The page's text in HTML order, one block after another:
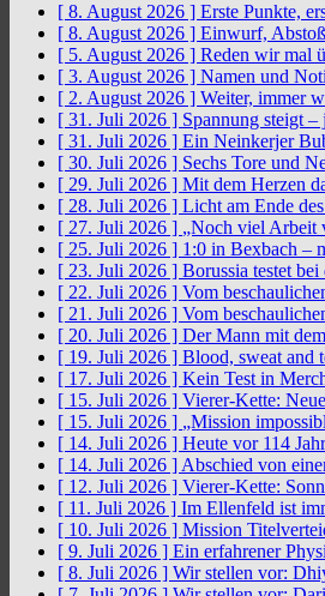
[ 8. August 2026 ] Erste Punkte,
[ 8. August 2026 ] Einwurf,
[ 5. August 2026 ] Reden wir mal
[ 3. August 2026 ] Namen und
[ 2. August 2026 ] Weiter, immer
[ 31. Juli 2026 ] Spannung steigt –
[ 31. Juli 2026 ] Ein Neinkerjer
[ 30. Juli 2026 ] Sechs Tore und
[ 29. Juli 2026 ] Mit dem Herzen
[ 28. Juli 2026 ] Licht am Ende
[ 27. Juli 2026 ] „Noch viel Arbeit
[ 25. Juli 2026 ] 1:0 in Bexbach –
[ 23. Juli 2026 ] Borussia testet
[ 22. Juli 2026 ] Vom
[ 21. Juli 2026 ] Vom
[ 20. Juli 2026 ] Der Mann mit
[ 19. Juli 2026 ] Blood, sweat and
[ 17. Juli 2026 ] Kein Test in
[ 15. Juli 2026 ] Vierer-Kette:
[ 15. Juli 2026 ] „Mission
[ 14. Juli 2026 ] Heute vor 114
[ 14. Juli 2026 ] Abschied von
[ 12. Juli 2026 ] Vierer-Kette:
[ 11. Juli 2026 ] Im Ellenfeld ist
[ 10. Juli 2026 ] Mission
[ 9. Juli 2026 ] Ein erfahrener
[ 8. Juli 2026 ] Wir stellen vor: